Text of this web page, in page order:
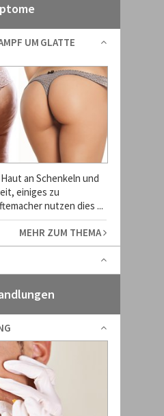
UM GLATTE
an Schenkeln und
einiges zu
nutzen dies ...
MEHR ZUM THEMA